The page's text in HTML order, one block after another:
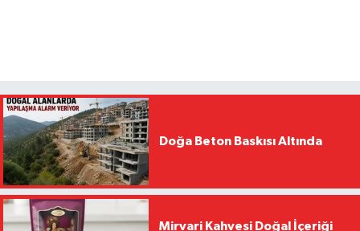
Doğa Beton Baskısı Altında
Mirvari Kahvesi Doğal İçeriği